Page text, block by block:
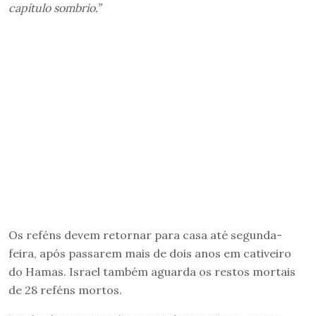
capítulo sombrio.”
Os reféns devem retornar para casa até segunda-
feira, após passarem mais de dois anos em cativeiro
do Hamas. Israel também aguarda os restos mortais
de 28 reféns mortos.